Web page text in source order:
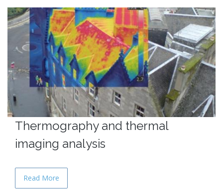
Thermography and thermal
imaging analysis
Read More